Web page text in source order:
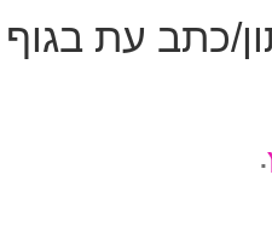
כתב עת
.